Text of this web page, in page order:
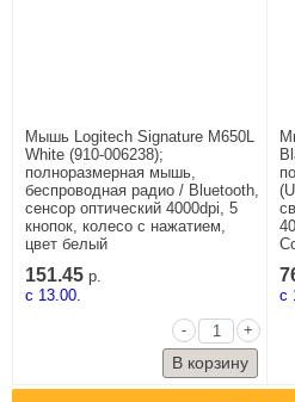
Мышь Logitech Signature M650L
White (910-006238);
полноразмерная мышь,
беспроводная радио / Bluetooth,
сенсор оптический 4000dpi, 5
кнопок, колесо с нажатием,
цвет белый
151.45 р.
c 13.00.
-
+
c